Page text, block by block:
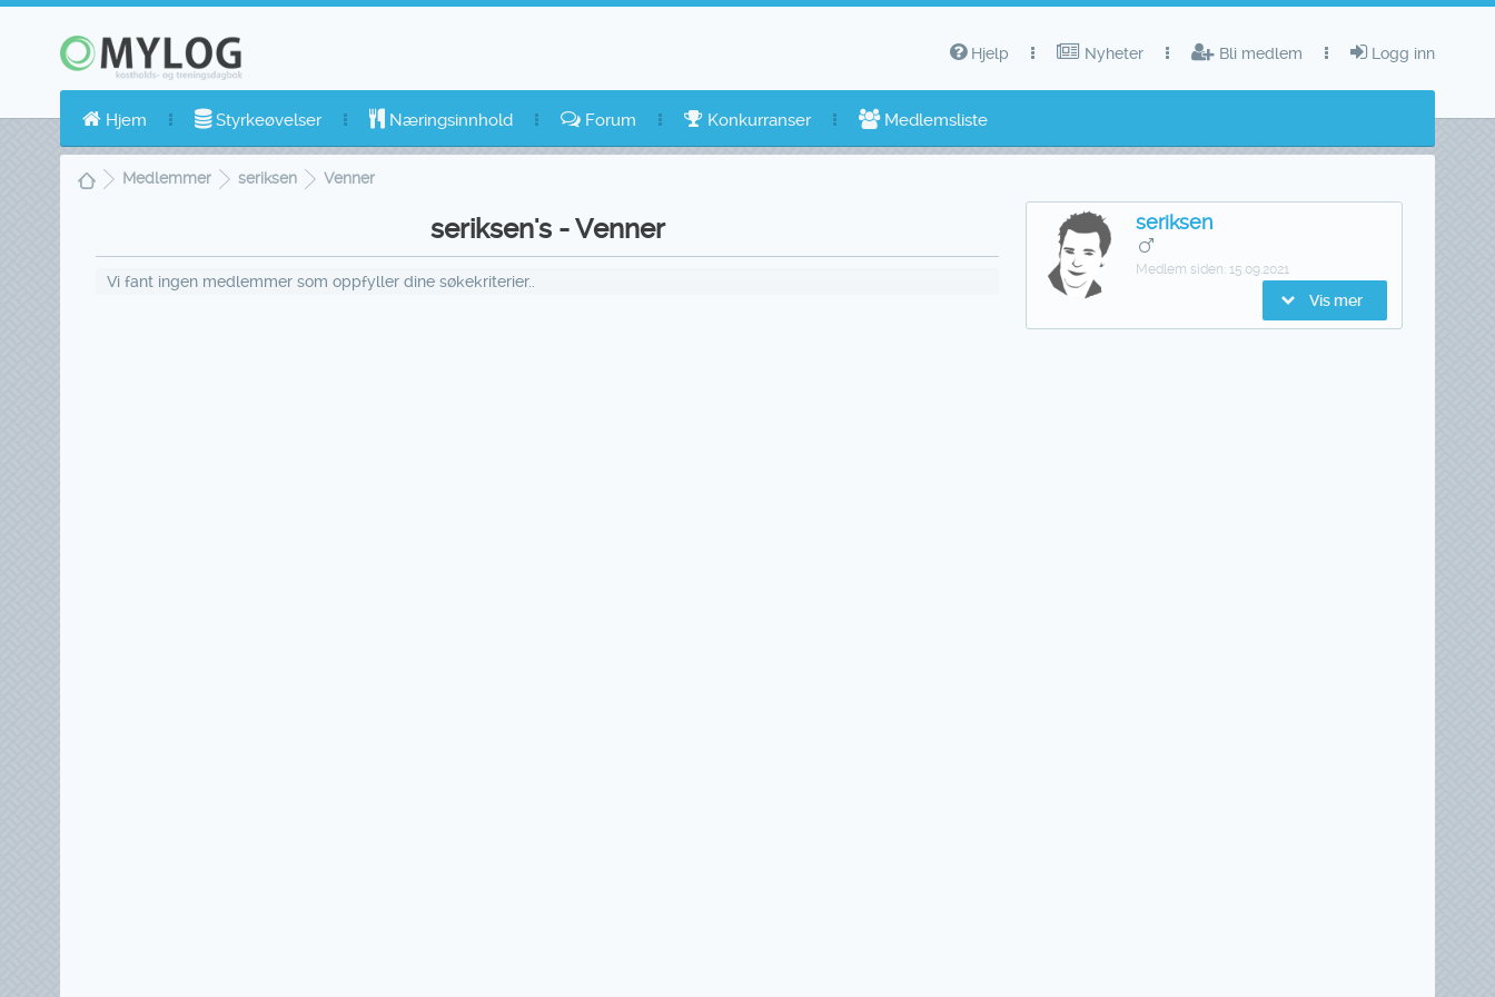
Logg inn
Bli medlem
Nyheter
Hjelp
Hjem Styrkeøvelser Næringsinnhold Forum Konkurranser Medlemsliste
Medlemmer seriksen Venner
seriksen's - Venner
Vi fant ingen medlemmer som oppfyller dine søkekriterier..
seriksen
Medlem siden:15.09.2021
Vis mer